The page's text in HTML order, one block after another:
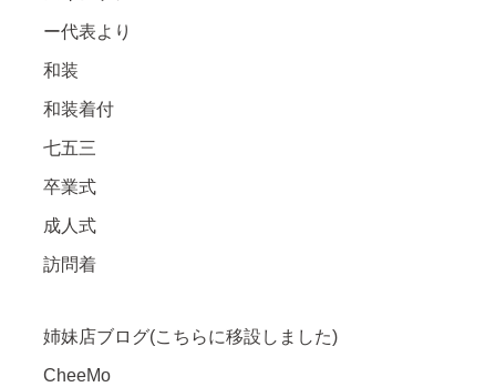
ー代表より
和装
和装着付
七五三
卒業式
成人式
訪問着
姉妹店ブログ(こちらに移設しました)
CheeMo